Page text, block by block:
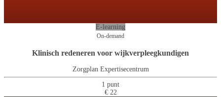
E-learning
On-demand
Klinisch redeneren voor wijkverpleegkundigen
Zorgplan Expertisecentrum
1 punt
€ 22